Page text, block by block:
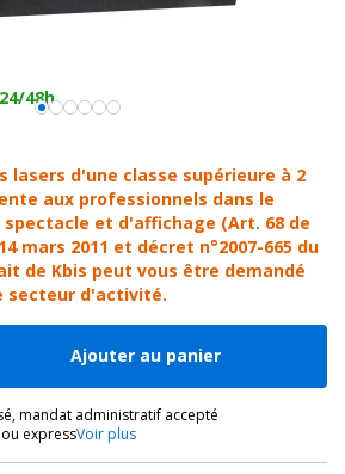
48h
lasers d'une classe supérieure à 2
aux professionnels dans le
et d'affichage (Art. 68 de
mars 2011 et décret n°2007-665 du
de Kbis peut vous être demandé
secteur d'activité.
Ajouter au panier
mandat administratif accepté
expressVoir plus